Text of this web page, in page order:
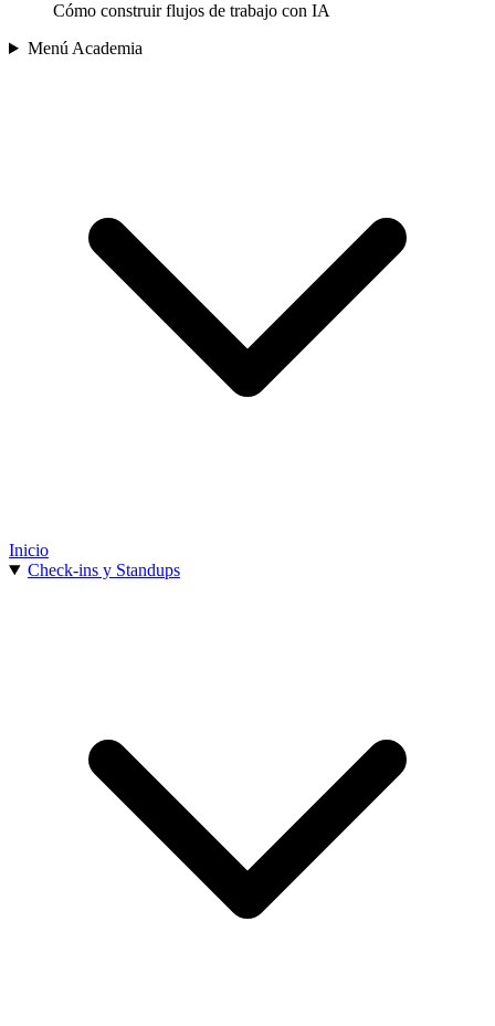
Cómo construir flujos de trabajo con IA
Menú Academia
Inicio
Check-ins y Standups